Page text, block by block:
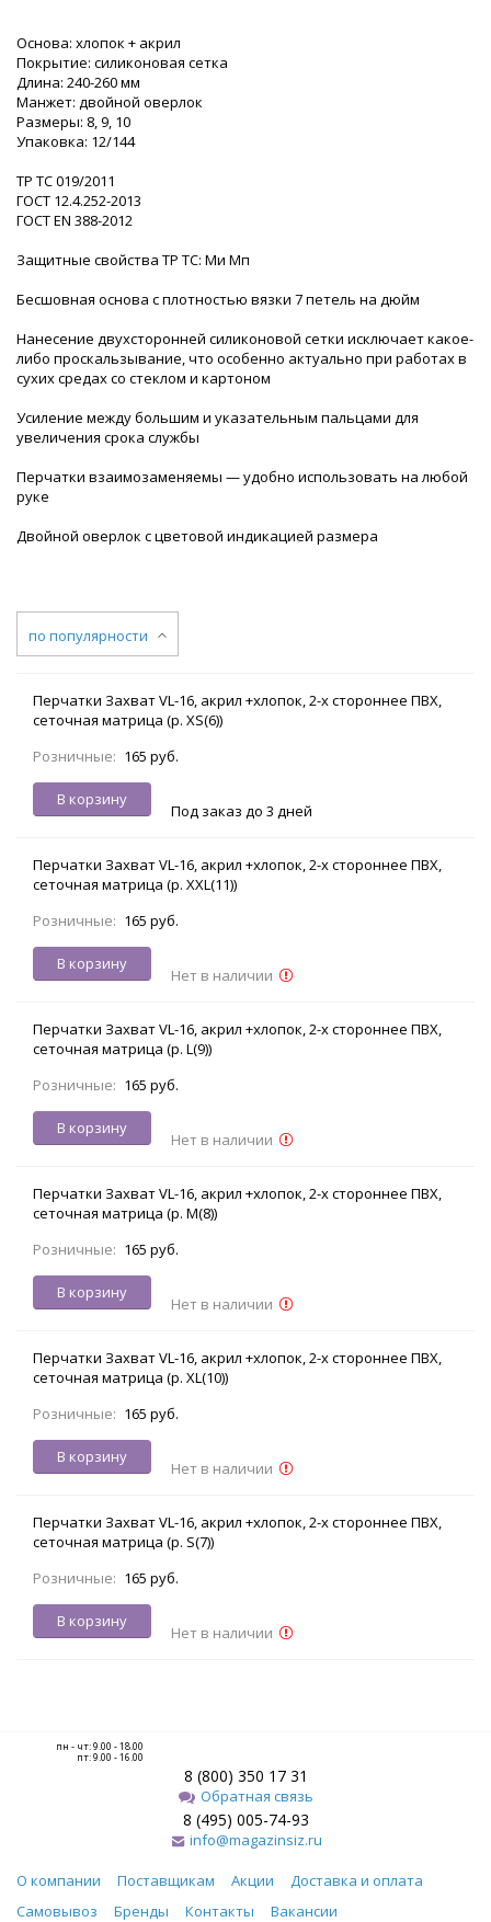
Основа: хлопок + акрил
Покрытие: силиконовая сетка
Длина: 240-260 мм
Манжет: двойной оверлок
Размеры: 8, 9, 10
Упаковка: 12/144
ТР ТС 019/2011
ГОСТ 12.4.252-2013
ГОСТ EN 388-2012
Защитные свойства ТР ТС: Ми Мп
Бесшовная основа с плотностью вязки 7 петель на дюйм
Нанесение двухсторонней силиконовой сетки исключает какое-
либо проскальзывание, что особенно актуально при работах в
сухих средах со стеклом и картоном
Усиление между большим и указательным пальцами для
увеличения срока службы
Перчатки взаимозаменяемы — удобно использовать на любой
руке
Двойной оверлок с цветовой индикацией размера
по популярности
Перчатки Захват VL-16, акрил +хлопок, 2-х стороннее ПВХ,
сеточная матрица (р. XS(6))
Розничные: 165 руб.
В корзину
Под заказ до 3 дней
Перчатки Захват VL-16, акрил +хлопок, 2-х стороннее ПВХ,
сеточная матрица (р. XXL(11))
Розничные: 165 руб.
В корзину
Нет в наличии
Перчатки Захват VL-16, акрил +хлопок, 2-х стороннее ПВХ,
сеточная матрица (р. L(9))
Розничные: 165 руб.
В корзину
Нет в наличии
Перчатки Захват VL-16, акрил +хлопок, 2-х стороннее ПВХ,
сеточная матрица (р. M(8))
Розничные: 165 руб.
В корзину
Нет в наличии
Перчатки Захват VL-16, акрил +хлопок, 2-х стороннее ПВХ,
сеточная матрица (р. XL(10))
Розничные: 165 руб.
В корзину
Нет в наличии
Перчатки Захват VL-16, акрил +хлопок, 2-х стороннее ПВХ,
сеточная матрица (р. S(7))
Розничные: 165 руб.
В корзину
Нет в наличии
пн - чт: 9.00 - 18.00
пт: 9.00 - 16.00
8 (800) 350 17 31
Обратная связь
8 (495) 005-74-93
info@magazinsiz.ru
О компании Поставщикам Акции
Доставка и оплата
Самовывоз
Бренды Контакты Вакансии